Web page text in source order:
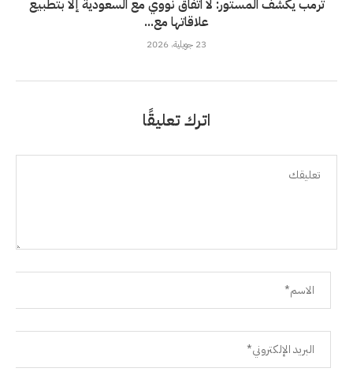
ترمب يكشف المستور: لا اتفاق نووي مع السعودية إلا بتطبيع
علاقاتها مع...
23 جويلية، 2026
اترك تعليقًا